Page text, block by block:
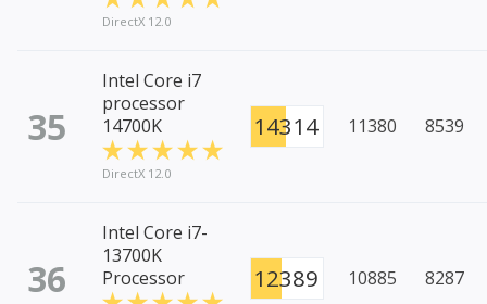
DirectX 12.0
35
Intel Core i7
processor
14700K
DirectX 12.0
14314 11380 8539
36
Intel Core i7-
13700K
Processor
12389 10885 8287